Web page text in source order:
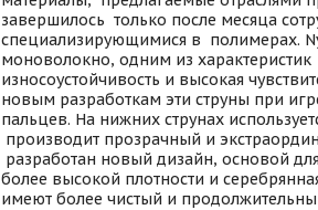
завершилось только после месяца
специализирующимися в полимерах.
моноволокно, одним из характеристик
износоустойчивость и высокая
новым разработкам эти струны при
пальцев. На нижних струнах
производит прозрачный и
разработан новый дизайн, основой
более высокой плотности и
имеют более чистый и